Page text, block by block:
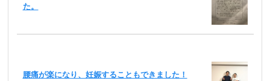
た。
腰痛が楽になり、妊娠することもできました！